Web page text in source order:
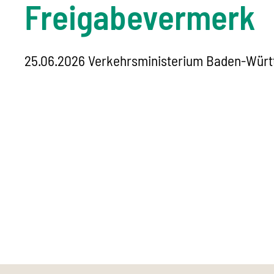
Freigabevermerk
25.06.2026 Verkehrsministerium Baden-